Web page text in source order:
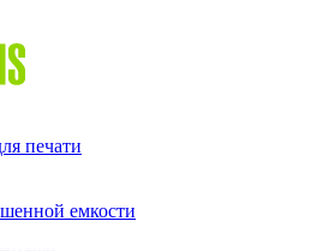
печати
емкости